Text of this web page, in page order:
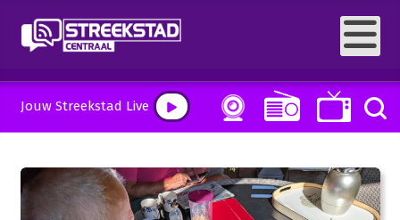
Jouw Streekstad Live